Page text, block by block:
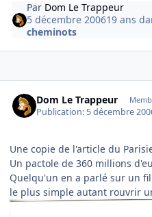
Par Dom Le Trappeur
5 décembre 200619 ans
cheminots
Dom Le Trappeur
Publication: 5 décembre
Une copie de l'article du
Un pactole de 360 millions
Quelqu'un en a parlé sur un
le plus simple autant rouvrir